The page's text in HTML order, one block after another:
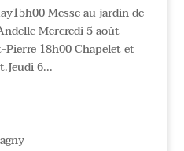
Messe au jardin de
Mercredi 5 août
18h00 Chapelet et
6...